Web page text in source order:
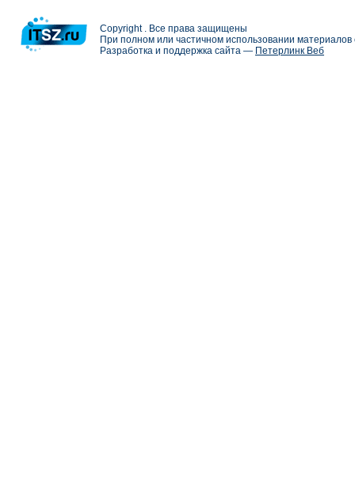
Copyright . Все права защищены
При полном или частичном использовании
Разработка и поддержка сайта — Петерлинк Веб